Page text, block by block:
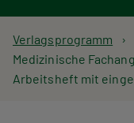
P
f
Verlagsprogramm
Medizinische
Arbeitsheft mit